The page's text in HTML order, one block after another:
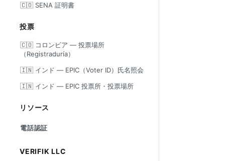
🇨🇴 SENA 証明書
投票
🇨🇴 コロンビア — 投票場所
（Registraduría）
🇮🇳 インド — EPIC（Voter ID）氏名照会
🇮🇳 インド — EPIC 投票所・投票場所
リソース
電話認証
VERIFIK LLC